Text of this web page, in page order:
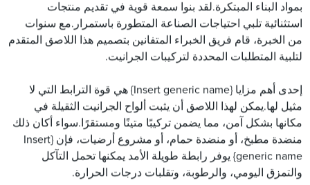
بمواد البناء المبتكرة.لقد بنوا سمعة قوية في تقديم منتجات
استثنائية تلبي احتياجات الصناعة المتطورة باستمرار.مع سنوات
من الخبرة، قام فريق الخبراء المتفانين بتصميم هذا اللاصق المتقدم
لتلبية المتطلبات المحددة لتركيبات الجرانيت.
إحدى أهم مزايا {Insert generic name} هي قوة الترابط التي لا
مثيل لها.يمكن لهذا اللاصق أن يثبت ألواح الجرانيت الثقيلة في
مكانها بشكل آمن، مما يضمن تركيبًا متينًا ومستقرًا.سواء أكان ذلك
منضدة مطبخ، أو منضدة حمام، أو مشروع أرضيات، فإن {Insert
generic name} يوفر رابطة طويلة الأمد يمكنها تحمل التآكل
والتمزق اليومي، والرطوبة، وتقلبات درجات الحرارة.